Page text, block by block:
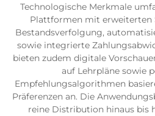
Technologische Merkmale
Plattformen mit erweiterten
Bestandsverfolgung,
sowie integrierte
bieten zudem digitale
auf Lehrpläne sowie
Empfehlungsalgorithmen
Präferenzen an. Die
reine Distribution hinaus bis